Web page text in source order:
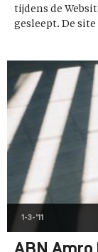
tijdens de
gesleept. De
1-3-'11